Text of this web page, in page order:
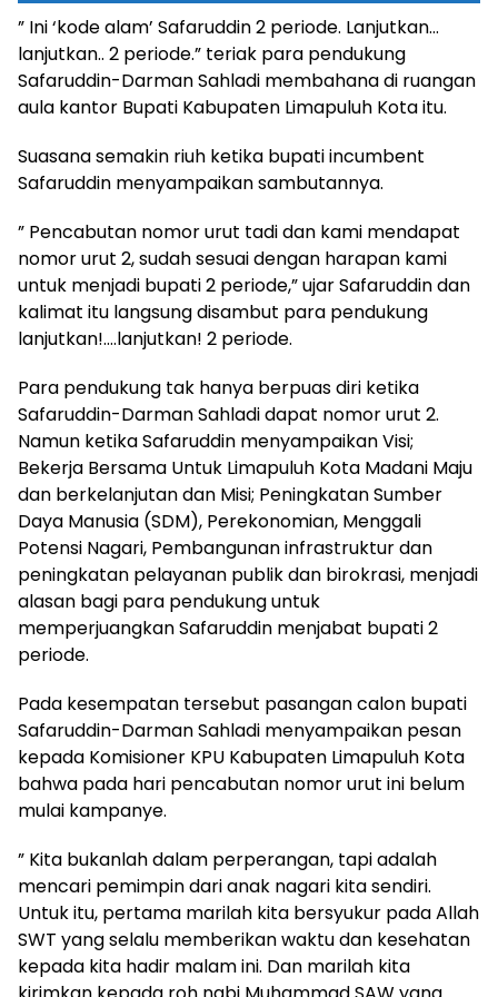
” Ini ‘kode alam’ Safaruddin 2 periode. Lanjutkan…
lanjutkan.. 2 periode.” teriak para pendukung
Safaruddin-Darman Sahladi membahana di ruangan
aula kantor Bupati Kabupaten Limapuluh Kota itu.
Suasana semakin riuh ketika bupati incumbent
Safaruddin menyampaikan sambutannya.
” Pencabutan nomor urut tadi dan kami mendapat
nomor urut 2, sudah sesuai dengan harapan kami
untuk menjadi bupati 2 periode,” ujar Safaruddin dan
kalimat itu langsung disambut para pendukung
lanjutkan!….lanjutkan! 2 periode.
Para pendukung tak hanya berpuas diri ketika
Safaruddin-Darman Sahladi dapat nomor urut 2.
Namun ketika Safaruddin menyampaikan Visi;
Bekerja Bersama Untuk Limapuluh Kota Madani Maju
dan berkelanjutan dan Misi; Peningkatan Sumber
Daya Manusia (SDM), Perekonomian, Menggali
Potensi Nagari, Pembangunan infrastruktur dan
peningkatan pelayanan publik dan birokrasi, menjadi
alasan bagi para pendukung untuk
memperjuangkan Safaruddin menjabat bupati 2
periode.
Pada kesempatan tersebut pasangan calon bupati
Safaruddin-Darman Sahladi menyampaikan pesan
kepada Komisioner KPU Kabupaten Limapuluh Kota
bahwa pada hari pencabutan nomor urut ini belum
mulai kampanye.
” Kita bukanlah dalam perperangan, tapi adalah
mencari pemimpin dari anak nagari kita sendiri.
Untuk itu, pertama marilah kita bersyukur pada Allah
SWT yang selalu memberikan waktu dan kesehatan
kepada kita hadir malam ini. Dan marilah kita